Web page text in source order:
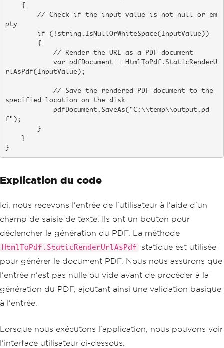
pty
rlAsPdf(InputValue);
specified location on the disk
f");
}
Explication du code
Ici, nous recevons l'entrée de l'utilisateur à l'aide d'un
champ de saisie de texte. Ils ont un bouton pour
déclencher la génération du PDF. La méthode
HtmlToPdf.StaticRenderUrlAsPdf
statique est utilisée
pour générer le document PDF. Nous nous assurons que
l'entrée n'est pas nulle ou vide avant de procéder à la
génération du PDF, ajoutant ainsi une validation basique
à l'entrée.
Lorsque nous exécutons l'application, nous pouvons voir
l'interface utilisateur ci-dessous.